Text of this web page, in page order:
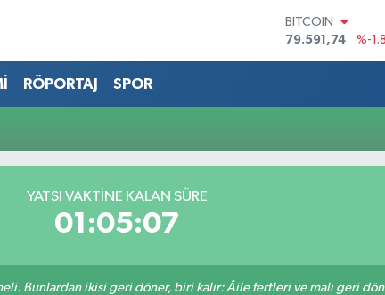
BITCOIN
79.591,74
%-
53,38690
G.ALTIN
RÖPORTAJ SPOR
YATSI VAKTİNE KALAN SÜRE
01:05:07
Bunlardan ikisi geri döner, biri kalır: Âile fertleri ve malı geri